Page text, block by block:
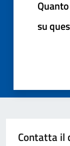
su
Contatta il